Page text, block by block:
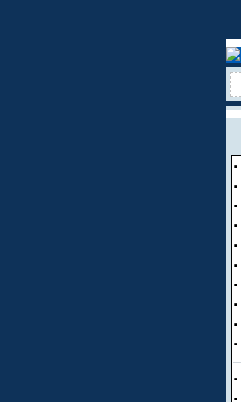
·
·
·
·
·
·
·
·
·
·
·